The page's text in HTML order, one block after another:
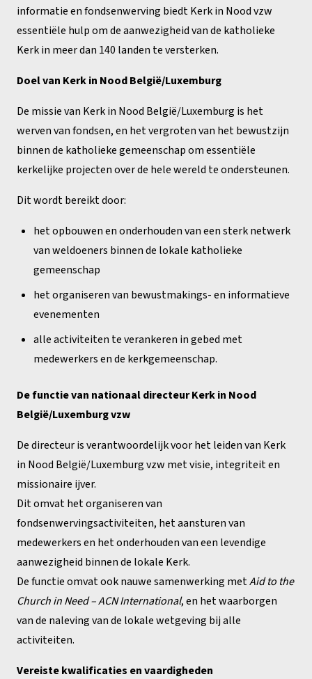
informatie en fondsenwerving biedt Kerk in Nood vzw
essentiële hulp om de aanwezigheid van de katholieke
Kerk in meer dan 140 landen te versterken.
Doel van Kerk in Nood België/Luxemburg
De missie van Kerk in Nood België/Luxemburg is het
werven van fondsen, en het vergroten van het bewustzijn
binnen de katholieke gemeenschap om essentiële
kerkelijke projecten over de hele wereld te ondersteunen.
Dit wordt bereikt door:
het opbouwen en onderhouden van een sterk netwerk
van weldoeners binnen de lokale katholieke
gemeenschap
het organiseren van bewustmakings- en informatieve
evenementen
alle activiteiten te verankeren in gebed met
medewerkers en de kerkgemeenschap.
De functie van nationaal directeur Kerk in Nood
België/Luxemburg vzw
De directeur is verantwoordelijk voor het leiden van Kerk
in Nood België/Luxemburg vzw met visie, integriteit en
missionaire ijver.
Dit omvat het organiseren van
fondsenwervingsactiviteiten, het aansturen van
medewerkers en het onderhouden van een levendige
aanwezigheid binnen de lokale Kerk.
De functie omvat ook nauwe samenwerking metAid to the
Church in Need – ACN International, en het waarborgen
van de naleving van de lokale wetgeving bij alle
activiteiten.
Vereiste kwalificaties en vaardigheden